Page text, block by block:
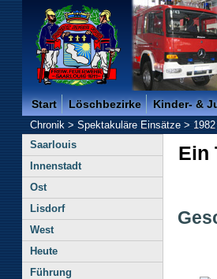
Freiwillige Feuerwehr der
Start Löschbezirke Kinder- &
Chronik>Spektakuläre Einsätze>
Saarlouis
Innenstadt
Ost
Lisdorf
West
Heute
Führung
Ein